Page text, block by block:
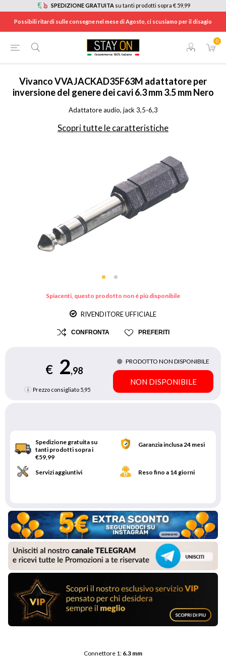
SPEDIZIONE GRATUITA su tanti prodotti sopra € 59,99
Possibili ritardi sulle consegne nel mese di Agosto, ci scusiamo per il disagio
0
TV E HOME CINEMA / ACCESSORI TV
VivancoVVAJACKAD35F63M adattatore per
inversione del genere dei cavi 6.3 mm 3.5 mm Nero
Adattatore audio, jack 3,5-6,3
Scopri tutte le caratteristiche
Spiacenti, questo prodotto non é più disponibile
RIVENDITORE UFFICIALE
CONFRONTA PREFERITI
€ 2,98
Prezzo consigliato 5,95
PRODOTTO NON DISPONIBILE
NON DISPONIBILE
Spedizione gratuita su
tanti prodotti sopra i
€59,99
Garanzia inclusa 24 mesi
Servizi aggiuntivi Reso fino a 14 giorni
Connettore 1: 6.3 mm